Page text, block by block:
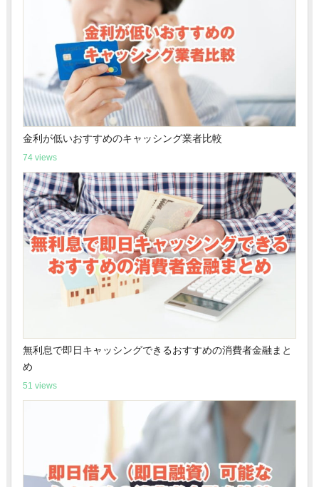
金利が低いおすすめのキャッシング業者比較
74 views
無利息で即日キャッシングできるおすすめの消費者金融まと
め
51 views